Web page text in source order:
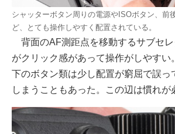
シャッターボタン周りの電源やISOボタン、前
ど、とても操作しやすく配置されている。
背面のAF測距点を移動するサブセ
がクリック感があって操作がしやすい
下のボタン類は少し配置が窮屈で誤っ
しまうこともあった。この辺は慣れが